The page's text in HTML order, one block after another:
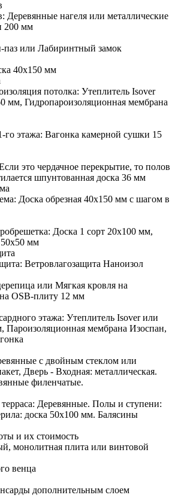
Деревянные нагеля или металлические
200 мм
или Лабиринтный замок
40х150 мм
потолка: Утеплитель Isover
мм, Гидропароизоляционная мембрана
го этажа: Вагонка камерной сушки 15
это чердачное перекрытие, то полов
шпунтованная доска 36 мм
Доска обрезная 40х150 мм с шагом в
Доска 1 сорт 20х100 мм,
мм
Ветровлагозащита Наноизол
или Мягкая кровля на
OSB-плиту 12 мм
этажа: Утеплитель Isover или
Пароизоляционная мембрана Изоспан,
с двойным стеклом или
Дверь - Входная: металлическая.
филенчатые.
терраса: Деревянные. Полы и ступени:
доска 50х100 мм. Балясины
и их стоимость
монолитная плита или винтовой
венца
дополнительным слоем